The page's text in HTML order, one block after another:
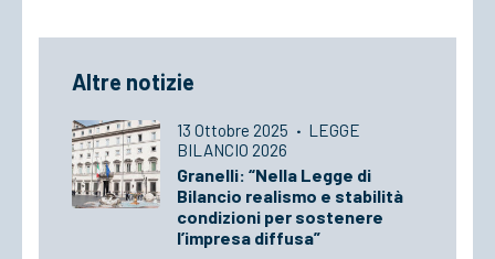
Altre notizie
13 Ottobre 2025 · LEGGE
BILANCIO 2026
Granelli: “Nella Legge di
Bilancio realismo e stabilità
condizioni per sostenere
l’impresa diffusa”